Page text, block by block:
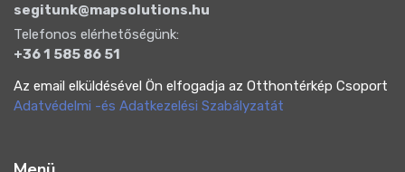
segitunk@mapsolutions.hu
Telefonos elérhetőségünk:
+36 1 585 86 51
Az email elküldésével Ön elfogadja az Otthontérkép Csoport
Adatvédelmi -és Adatkezelési Szabályzatát